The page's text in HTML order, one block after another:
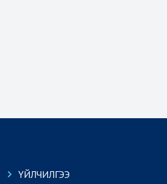
ҮЙЛЧИЛГЭЭ